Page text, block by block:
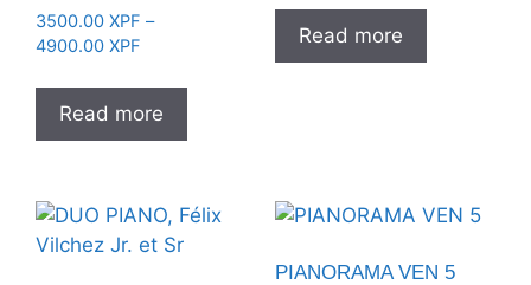
3500.00 XPF –
4900.00 XPF
3500.00 XPF
through
4900.00 XPF
Read more
Read more
PIANORAMA VEN 5